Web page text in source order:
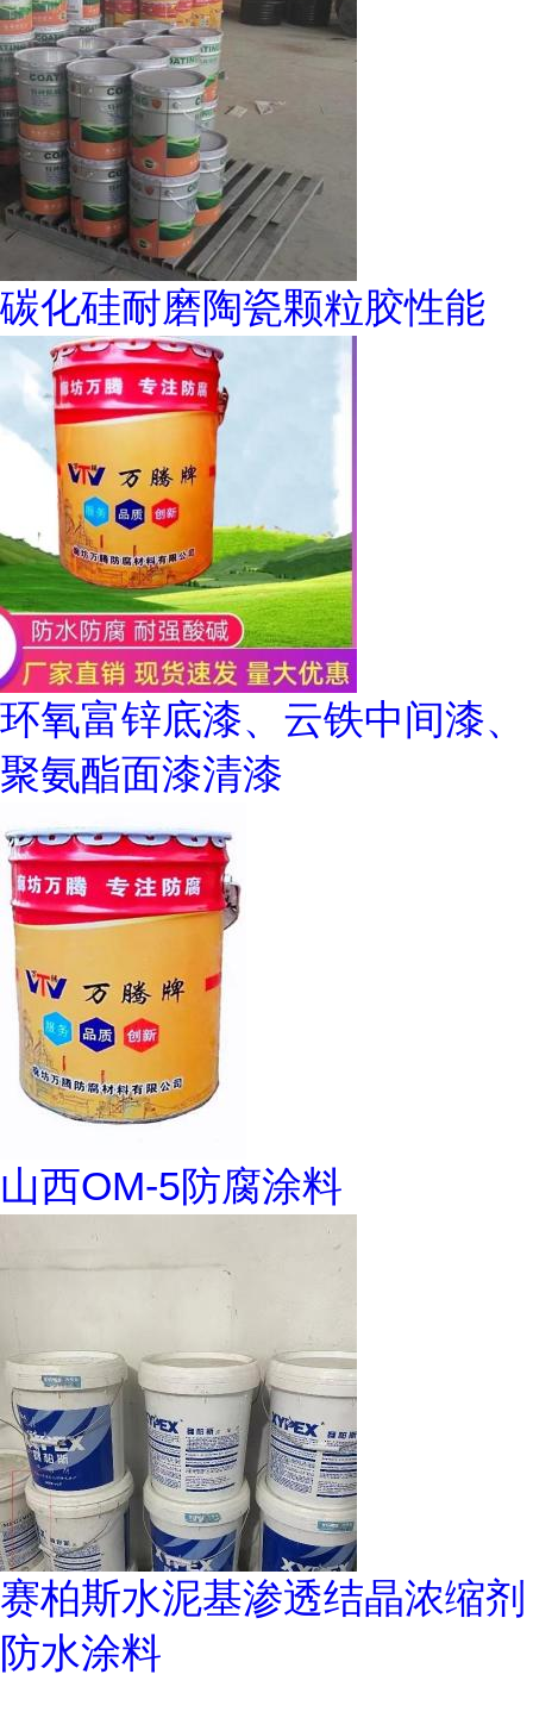
碳化硅耐磨陶瓷颗粒胶性能
环氧富锌底漆、云铁中间漆、
聚氨酯面漆清漆
山西OM-5防腐涂料
赛柏斯水泥基渗透结晶浓缩剂
防水涂料